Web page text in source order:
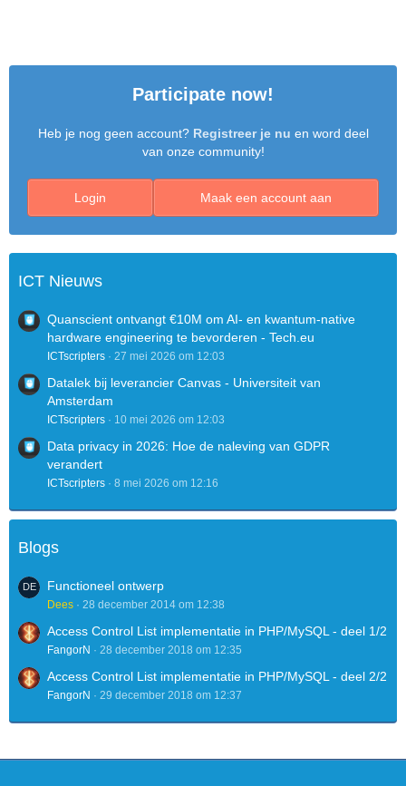
Participate now!
Heb je nog geen account? Registreer je nu en word deel
van onze community!
Maak een account aan
Login
ICT Nieuws
Quanscient ontvangt €10M om AI- en kwantum-native
hardware engineering te bevorderen - Tech.eu
ICTscripters 27 mei 2026 om 12:03
Datalek bij leverancier Canvas - Universiteit van
Amsterdam
ICTscripters 10 mei 2026 om 12:03
Data privacy in 2026: Hoe de naleving van GDPR
verandert
ICTscripters 8 mei 2026 om 12:16
Blogs
Functioneel ontwerp
Dees 28 december 2014 om 12:38
Access Control List implementatie in PHP/MySQL - deel 1/2
FangorN 28 december 2018 om 12:35
Access Control List implementatie in PHP/MySQL - deel 2/2
FangorN 29 december 2018 om 12:37